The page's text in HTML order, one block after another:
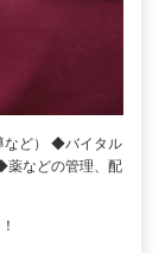
など） ◆バイタル
薬などの管理、配